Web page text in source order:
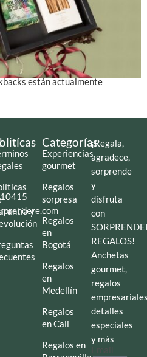
están actualmente
y
Categorías
Experiencias
gourmet
Regalos
sorpresa
Regalos
en
Bogotá
Regalos
en
Medellín
Regalos
en Cali
Regalos en
¡Regala,
agradece,
sorprende
y
disfruta
con
REGALOS!
Anchetas
gourmet,
regalos
detalles
especiales
y más
Email